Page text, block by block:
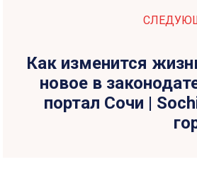
Как изменится
новое в
портал Сочи |